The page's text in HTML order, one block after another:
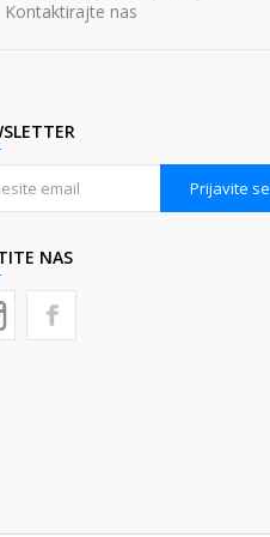
Kontaktirajte nas
Prijavite se
NAS